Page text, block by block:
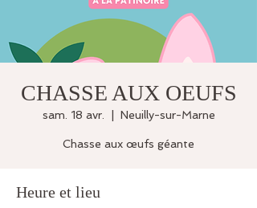
CHASSE AUX OEUFS
sam. 18 avr. Neuilly-sur-Marne
Chasse aux œufs géante
Heure et lieu